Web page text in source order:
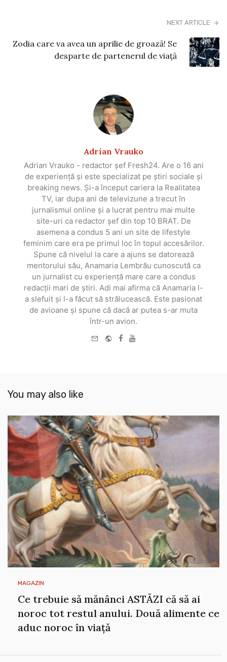
NEXT ARTICLE
Zodia care va avea un aprilie de groază! Se
desparte de partenerul de viaţă
Adrian Vrauko
Adrian Vrauko - redactor șef Fresh24. Are o 16 ani
de experiență și este specializat pe știri sociale și
breaking news. Și-a început cariera la Realitatea
TV, iar dupa ani de televizune a trecut în
jurnalismul online și a lucrat pentru mai multe
site-uri ca redactor șef din top 10 BRAT. De
asemena a condus 5 ani un site de lifestyle
feminim care era pe primul loc în topul accesărilor.
Spune că nivelul la care a ajuns se datorează
mentorului său, Anamaria Lembrău cunoscută ca
un jurnalist cu experiență mare care a condus
redacții mari de știri. Adi mai afirma că Anamaria l-
a slefuit și l-a făcut să strălucească. Este pasionat
de avioane și spune că dacă ar putea s-ar muta
într-un avion.
e-
WebsiteFacebook
You may also like
MAGAZIN
Ce trebuie să mănânci ASTĂZI că să ai
noroc tot restul anului. Două alimente ce
aduc noroc în viață